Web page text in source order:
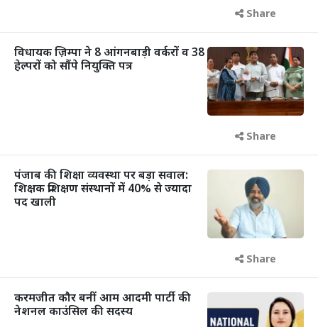
Share
विधायक ज़िम्पा ने 8 आंगनबाड़ी वर्करों व 38
हेल्परों को सौंपे नियुक्ति पत्र
Share
पंजाब की शिक्षा व्यवस्था पर बड़ा सवाल:
शिक्षक प्रशिक्षण संस्थानों में 40% से ज्यादा
पद खाली
Share
करमजीत कौर बनीं आम आदमी पार्टी की
नेशनल काउंसिल की सदस्य